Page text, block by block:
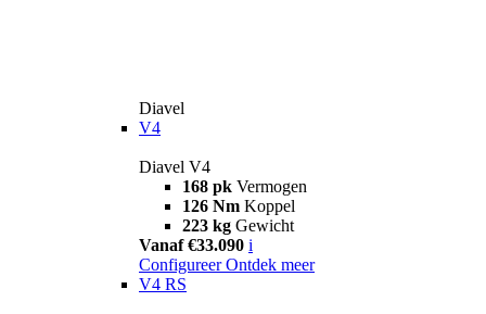
Diavel
V4
Diavel V4
168 pk Vermogen
126 Nm Koppel
223 kg Gewicht
Vanaf €33.090 i
Configureer Ontdek meer
V4 RS